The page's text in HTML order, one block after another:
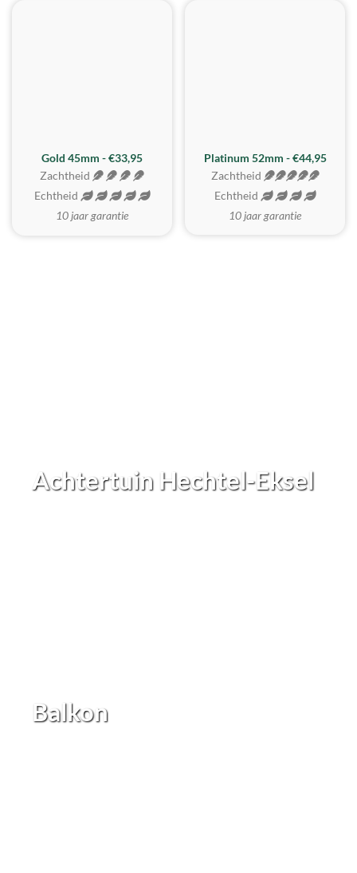
REALISTISCH
Gold 45mm - €33,95
Zachtheid
Echtheid
10 jaar garantie
ZACHTSTE
Platinum 52mm - €44,95
Zachtheid
Echtheid
10 jaar garantie
Achtertuin Hechtel-Eksel
Balkon